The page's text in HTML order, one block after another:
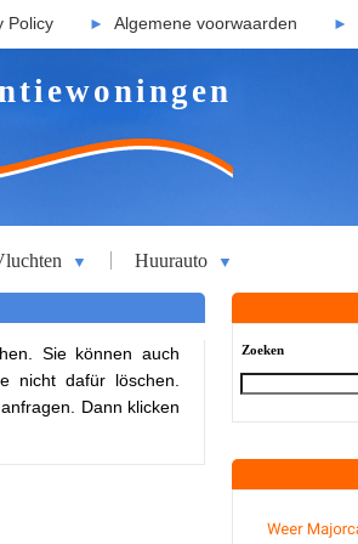
Policy ► Algemene voorwaarden ►
▼ Huurauto ▼
Zoeken
Sie können auch
nicht dafür löschen.
Dann klicken